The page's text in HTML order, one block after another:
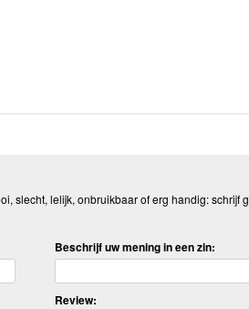
slecht, lelijk, onbruikbaar of erg handig: schrijf
Beschrijf uw mening in een zin:
Review: